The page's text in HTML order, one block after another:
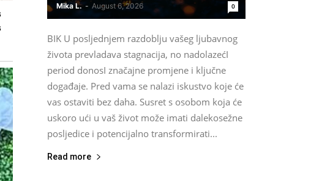
Mika L. - August 6, 2026 0
BIK U posljednjem razdoblju vašeg ljubavnog
života prevladava stagnacija, no nadolazećI
period donosI značajne promjene i ključne
događaje. Pred vama se nalazi iskustvo koje će
vas ostaviti bez daha. Susret s osobom koja će
uskoro ući u vaš život može imati dalekosežne
posljedice i potencijalno transformirati...
Read more